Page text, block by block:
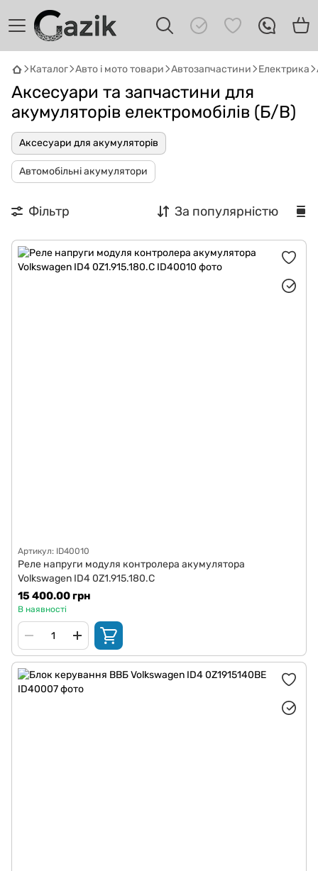
Каталог Авто і мото товари Автозапчастини Електрика
Аксесуари та запчастини для
акумуляторів електромобілів (Б/В)
Аксесуари для акумуляторів
Автомобільні акумулятори
Фільтр За популярністю
Артикул: ID40010
Реле напруги модуля контролера акумулятора
Volkswagen ID4 0Z1.915.180.C
15 400.00 грн
В наявності
GAZIKAI
Що шукаєш?